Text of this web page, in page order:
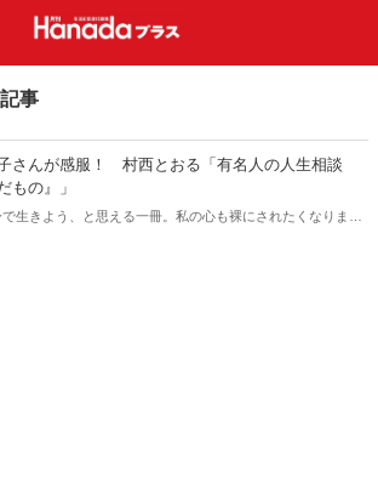
事
さんが感服！ 村西とおる「有名人の人生相談
もの』」
で生きよう、と思える一冊。私の心も裸にされたくなりまし